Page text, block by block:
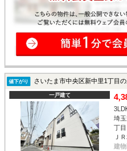
値下がり さいたま市中央区新中里1丁目
一戸建て
埼
丁目
Ｊ
建